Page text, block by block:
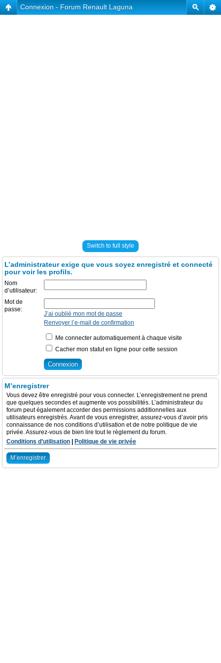
Connexion - Forum Renault Laguna
Switch to full style
L’administrateur exige que vous soyez enregistré et connecté
pour voir les profils.
Nom
d’utilisateur:
Mot de
passe:
J’ai oublié mon mot de passe
Renvoyer l’e-mail de confirmation
Me connecter automatiquement à chaque visite
Cacher mon statut en ligne pour cette session
M’enregistrer
Vous devez être enregistré pour vous connecter. L’enregistrement ne prend
que quelques secondes et augmente vos possibilités. L’administrateur du
forum peut également accorder des permissions additionnelles aux
utilisateurs enregistrés. Avant de vous enregistrer, assurez-vous d’avoir pris
connaissance de nos conditions d’utilisation et de notre politique de vie
privée. Assurez-vous de bien lire tout le règlement du forum.
Conditions d’utilisation
Politique de vie privée
M’enregistrer